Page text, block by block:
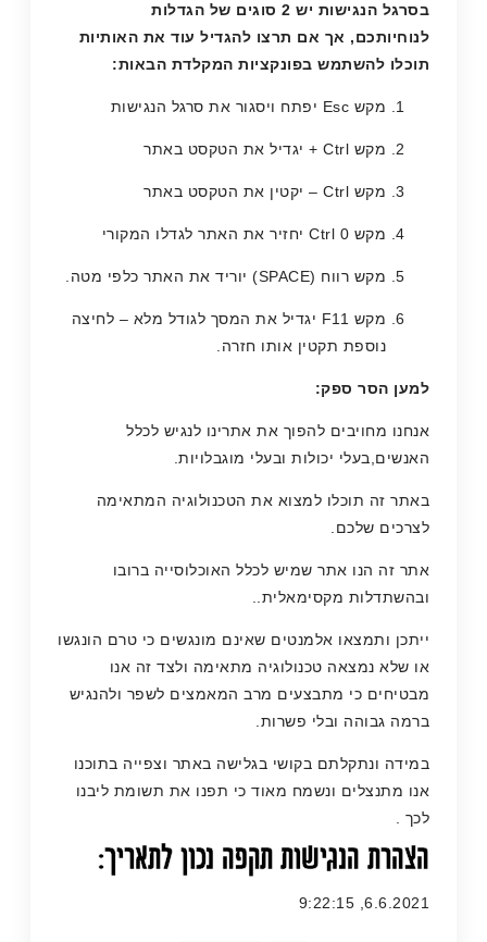
בסרגל הנגישות יש 2 סוגים של הגדלות
לנוחיותכם, אך אם תרצו להגדיל עוד את האותיות
תוכלו להשתמש בפונקציות המקלדת הבאות:
מקש Esc יפתח ויסגור את סרגל הנגישות
מקש Ctrl + יגדיל את הטקסט באתר
מקש Ctrl – יקטין את הטקסט באתר
מקש Ctrl 0 יחזיר את האתר לגדלו המקורי
מקש רווח (SPACE) יוריד את האתר כלפי מטה.
מקש F11 יגדיל את המסך לגודל מלא – לחיצה
נוספת תקטין אותו חזרה.
למען הסר ספק:
אנחנו מחויבים להפוך את אתרינו לנגיש לכלל
האנשים,בעלי יכולות ובעלי מוגבלויות.
באתר זה תוכלו למצוא את הטכנולוגיה המתאימה
לצרכים שלכם.
אתר זה הנו אתר שמיש לכלל האוכלוסייה ברובו
ובהשתדלות מקסימאלית..
ייתכן ותמצאו אלמנטים שאינם מונגשים כי טרם הונגשו
או שלא נמצאה טכנולוגיה מתאימה ולצד זה אנו
מבטיחים כי מתבצעים מרב המאמצים לשפר ולהנגיש
ברמה גבוהה ובלי פשרות.
במידה ונתקלתם בקושי בגלישה באתר וצפייה בתוכנו
אנו מתנצלים ונשמח מאוד כי תפנו את תשומת ליבנו
לכך .
הצהרת הנגישות תקפה נכון לתאריך:
6.6.2021, 9:22:15